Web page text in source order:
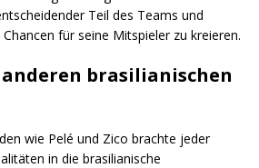
Teil des Teams und
für seine Mitspieler zu kreieren.
brasilianischen
wie Pelé und Zico brachte jeder
in die brasilianische